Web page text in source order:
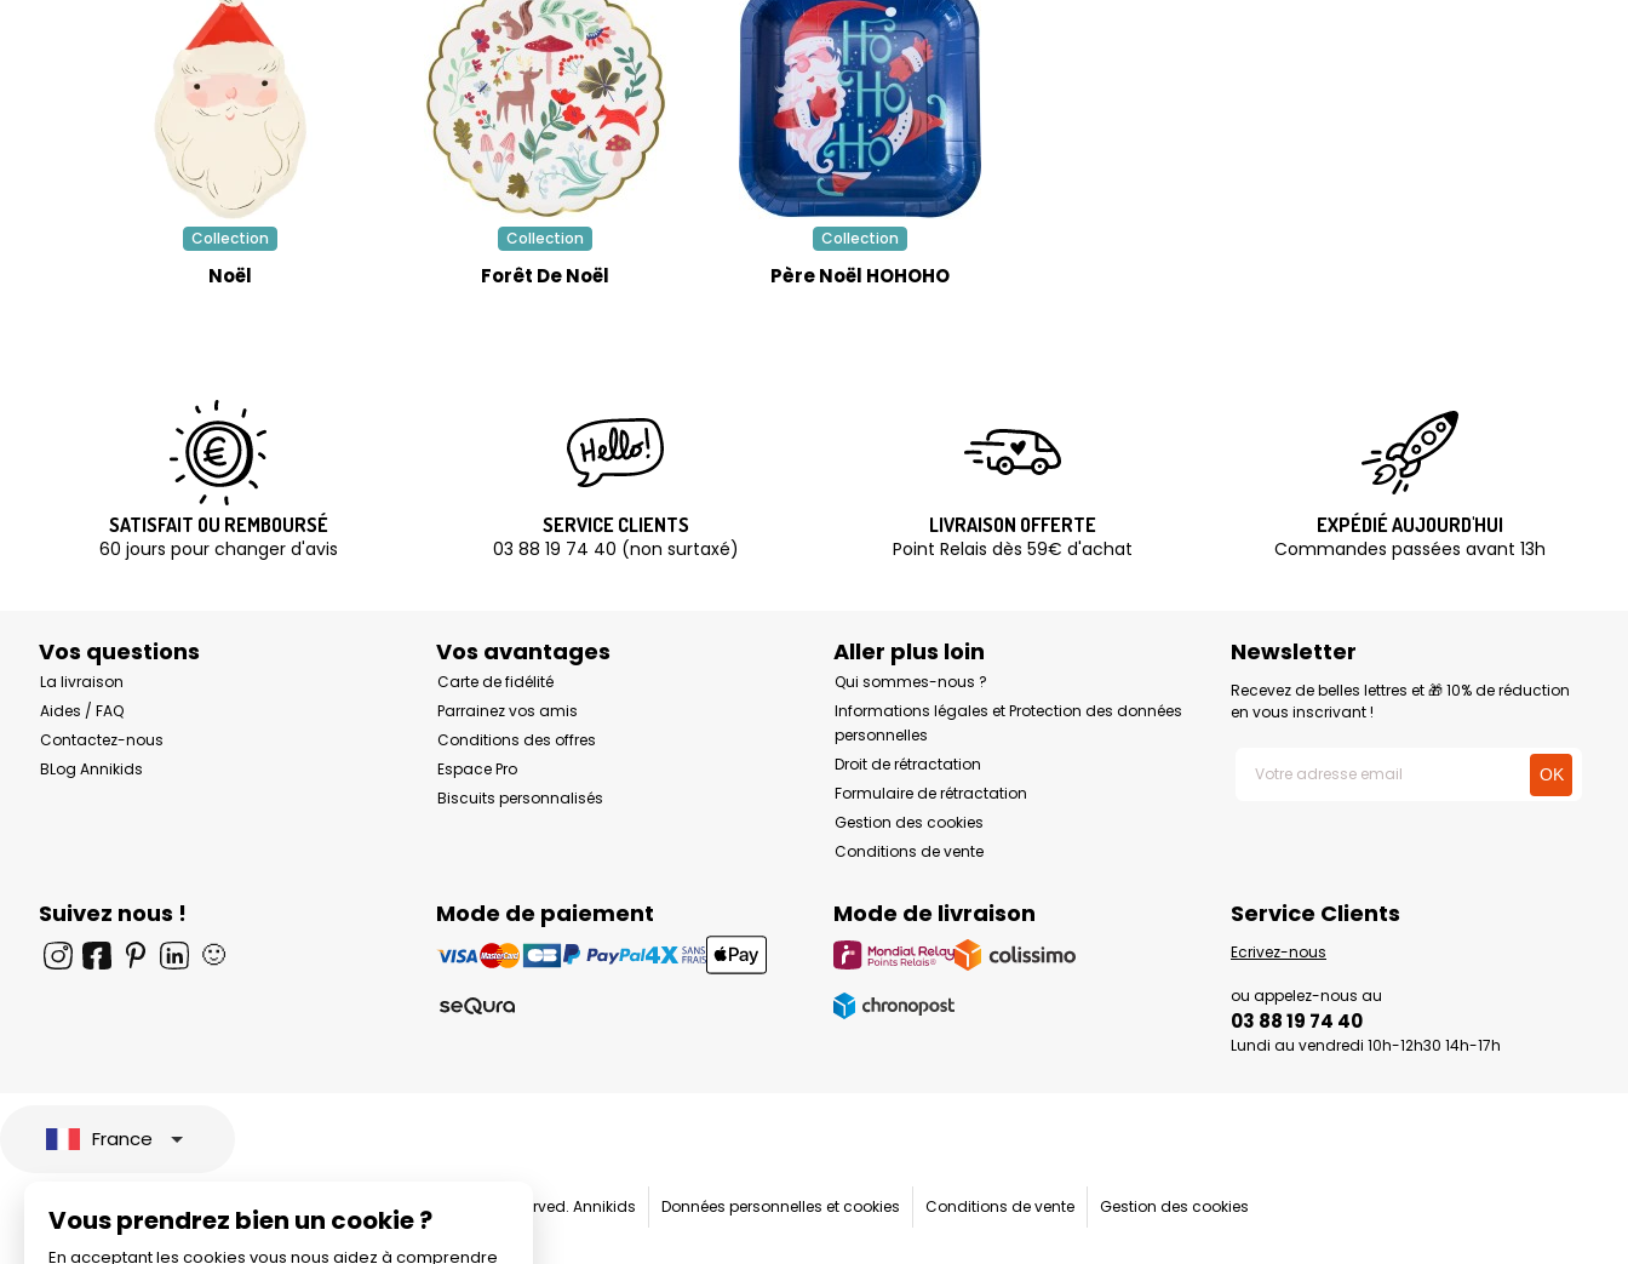
Collection
Noël
Collection
Forêt De Noël
Collection
Père Noël HOHOHO
SATISFAIT OU REMBOURSÉ
60 jours pour changer d'avis
SERVICE CLIENTS
03 88 19 74 40 (non surtaxé)
LIVRAISON OFFERTE
Point Relais dès 59€ d'achat
EXPÉDIÉ AUJOURD'HUI
Commandes passées avant 13h
Vos questions
La livraison
Aides / FAQ
Contactez-nous
BLog Annikids
Vos avantages
Carte de fidélité
Parrainez vos amis
Conditions des offres
Espace Pro
Biscuits personnalisés
Aller plus loin
Qui sommes-nous ?
Informations légales et Protection des données
personnelles
Droit de rétractation
Formulaire de rétractation
Gestion des cookies
Conditions de vente
Newsletter
Recevez de belles lettres et 🎁 10% de réduction
en vous inscrivant !
Suivez nous !
🙂
Mode de paiement Mode de livraison Service Clients
Ecrivez-nous
ou appelez-nous au
03 88 19 74 40
Lundi au vendredi 10h-12h30 14h-17h
Vous prendrez bien un cookie ?
En acceptant les cookies vous nous aidez à comprendre
France
© 2026 All rights reserved. Annikids Données personnelles et cookies Conditions de vente Gestion des cookies